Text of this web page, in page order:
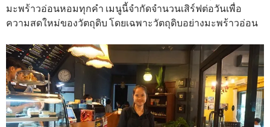
มะพร้าวอ่อนหอมทุกคำ เมนูนี้จำกัดจำนวนเสิร์ฟต่อวันเพื่อ
ความสดใหม่ของวัตถุดิบ โดยเฉพาะวัตถุดิบอย่างมะพร้าวอ่อน